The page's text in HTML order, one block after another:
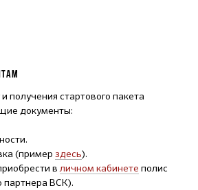
получения стартового пакета
документы:
(пример здесь).
вличном кабинете полис
партнера ВСК).